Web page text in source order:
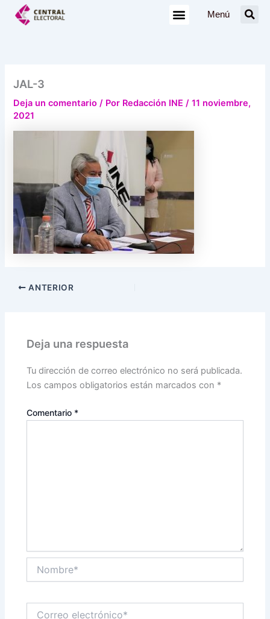
Menú
JAL-3
Deja un comentario / Por Redacción INE/11 noviembre,
2021
ANTERIOR
Deja una respuesta
Tu dirección de correo electrónico no será publicada.
Los campos obligatorios están marcados con *
Comentario *